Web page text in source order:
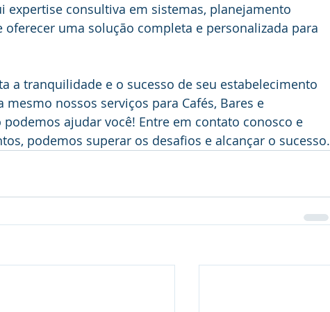
expertise consultiva em sistemas, planejamento
uma solução completa e personalizada para
a tranquilidade e o sucesso de seu estabelecimento
mesmo nossos serviços para Cafés, Bares e
ajudar você! Entre em contato conosco e
podemos superar os desafios e alcançar o sucesso.